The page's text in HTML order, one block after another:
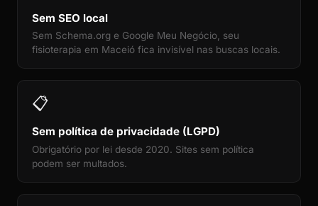
Sem SEO local
Sem Schema.org e Google Meu Negócio, seu
fisioterapia em Maceió fica invisível nas buscas locais.
📋
Sem política de privacidade (LGPD)
Obrigatório por lei desde 2020. Sites sem política
podem ser multados.